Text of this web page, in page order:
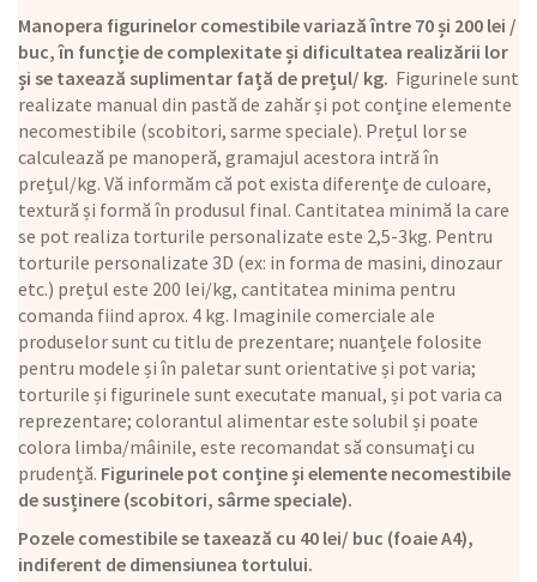
Manopera figurinelor comestibile variază între 70 și 200 lei /
buc, în funcție de complexitate și dificultatea realizării lor
și se taxează suplimentar față de prețul/ kg. Figurinele sunt
realizate manual din pastă de zahăr și pot conține elemente
necomestibile (scobitori, sarme speciale). Prețul lor se
calculează pe manoperă, gramajul acestora intră în
prețul/kg. Vă informăm că pot exista diferențe de culoare,
textură și formă în produsul final. Cantitatea minimă la care
se pot realiza torturile personalizate este 2,5-3kg. Pentru
torturile personalizate 3D (ex: in forma de masini, dinozaur
etc.) prețul este 200 lei/kg, cantitatea minima pentru
comanda fiind aprox. 4 kg. Imaginile comerciale ale
produselor sunt cu titlu de prezentare; nuanțele folosite
pentru modele și în paletar sunt orientative și pot varia;
torturile și figurinele sunt executate manual, și pot varia ca
reprezentare; colorantul alimentar este solubil și poate
colora limba/mâinile, este recomandat să consumați cu
prudență. Figurinele pot conține și elemente necomestibile
de susținere (scobitori, sârme speciale).
Pozele comestibile se taxează cu 40 lei/ buc (foaie A4),
indiferent de dimensiunea tortului.